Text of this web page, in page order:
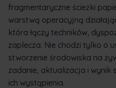
fragmentaryczne ścieżki
warstwą operacyjną
która łączy techników,
zaplecza. Nie chodzi tylko o
stworzenie środowiska na
zadanie, aktualizacja i wynik
ich wystąpienia.